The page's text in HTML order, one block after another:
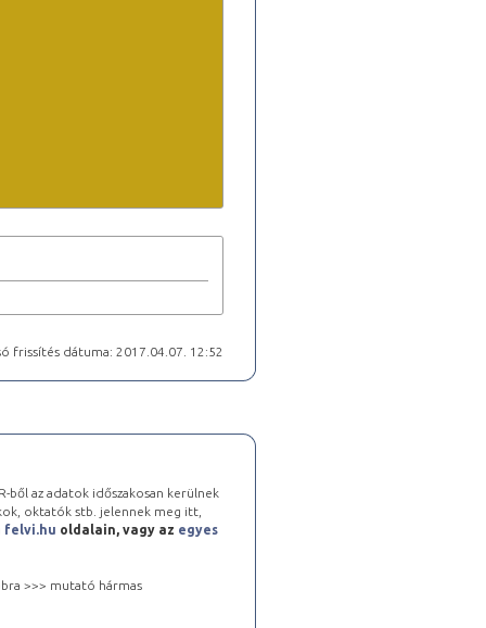
frissítés dátuma: 2017.04.07. 12:52
ből az adatok időszakosan kerülnek
oktatók stb. jelennek meg itt,
felvi.hu oldalain, vagy az egyes
>>> mutató hármas